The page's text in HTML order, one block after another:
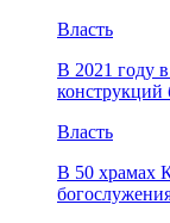
Власть
В 2021 году
конструкций
Власть
В 50 храмах